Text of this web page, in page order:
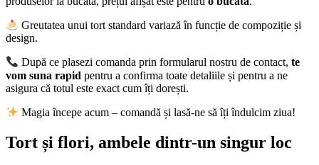
Greutatea unui tort standard variază în funcție de compoziție și
design.
După ce plasezi comanda prin formularul nostru de contact,te
vom suna rapid pentru a confirma toate detaliile și pentru a ne
asigura că totul este exact cum îți dorești.
Magia începe acum – comandă și lasă-ne să îți îndulcim ziua!
Tort și flori, ambele dintr-un singur loc